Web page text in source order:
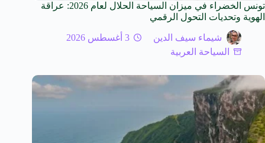
تونس الخضراء في ميزان السياحة الحلال لعام 2026: عراقة
الهوية وتحديات التحول الرقمي
شيماء سيف الدين
3 أغسطس 2026
السياحة العربية